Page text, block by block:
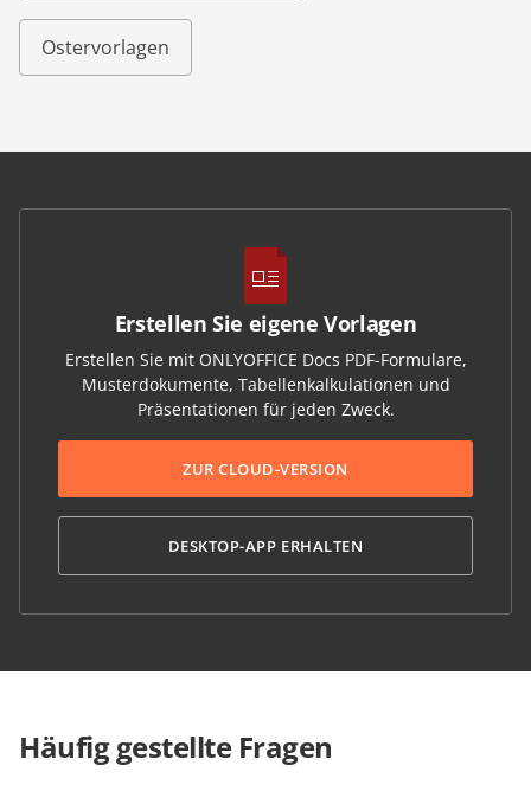
Ostervorlagen
Erstellen Sie eigene Vorlagen
Erstellen Sie mit ONLYOFFICE Docs PDF-Formulare,
Musterdokumente, Tabellenkalkulationen und
Präsentationen für jeden Zweck.
ZUR CLOUD-VERSION
DESKTOP-APP ERHALTEN
Häufig gestellte Fragen